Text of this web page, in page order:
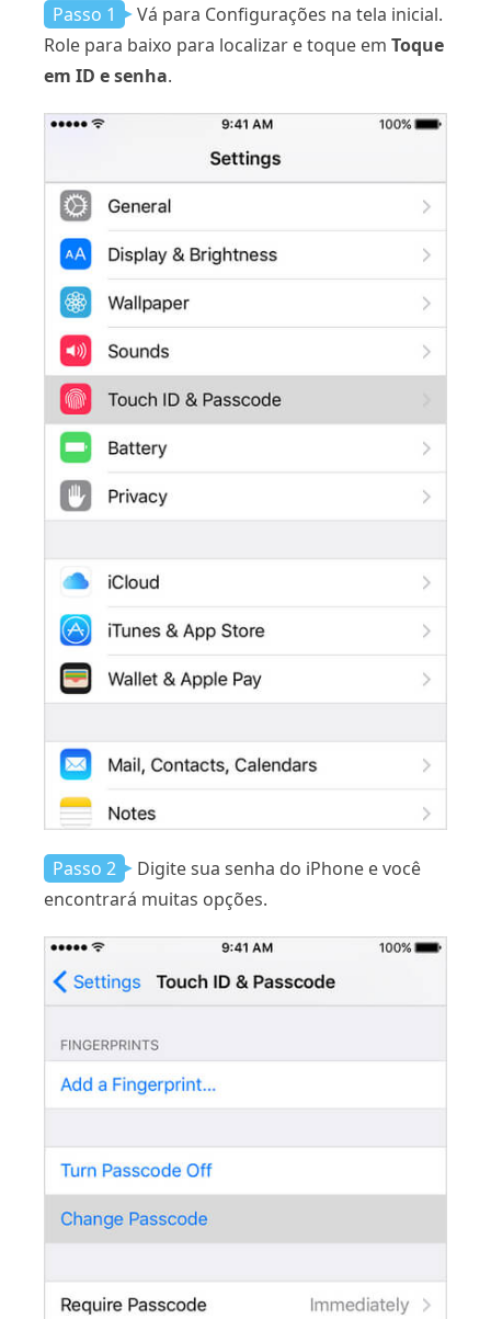
Passo 1
Vá para Configurações na tela inicial.
Role para baixo para localizar e toque em Toque
em ID e senha.
Passo 2
Digite sua senha do iPhone e você
encontrará muitas opções.